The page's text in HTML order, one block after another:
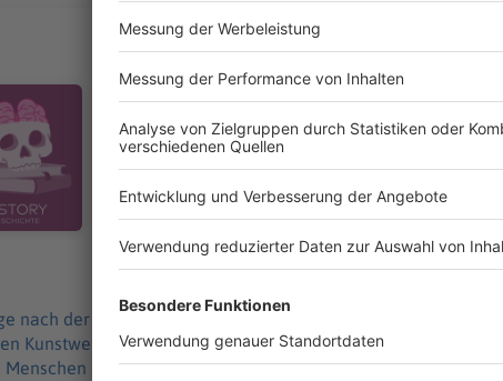
- Wie Kunst entstand
Wie Kunst entstand
Erst lange nach der Entstehung des Homo
der ältesten bekannten Kunstwerke der Welt
rund 40.000 Jahre alten Objekte über die Menschen
History – Zehn Minuten Geschichte" ist der neue
Redaktion, Moderation: Viola Koegst Impressum:
https://www.welt.de/services/article157550705/
26.12.2024 03:20 / 14min
nach der Entstehung des Homo Sapiens entwickelten die
Kunstwerke der Welt wurden in Deutschland gefunden.
damals? Darum geht es in „Aha! History“. "Aha! History – Zehn Minuten Geschichte" ist der neue History-